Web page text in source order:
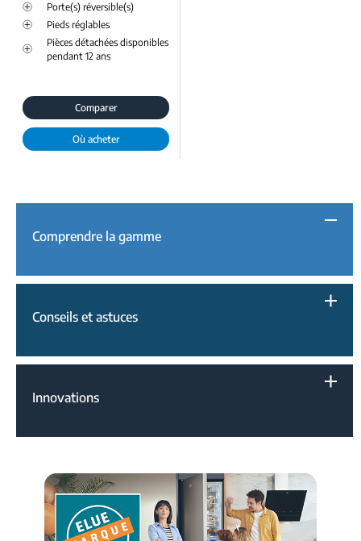
Porte(s) réversible(s)
Pieds réglables
Pièces détachées disponibles
pendant 12 ans
Comparer
Où acheter
Comprendre la gamme
Conseils et astuces
Innovations